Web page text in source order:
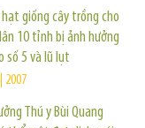
giống cây trồng cho
10 tỉnh bị ảnh hưởng
số 5 và lũ lụt
2007
Thú y Bùi Quang